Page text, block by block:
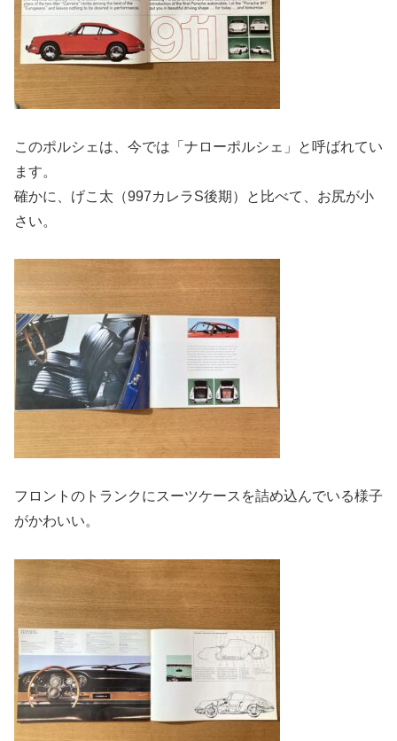
このポルシェは、今では「ナローポルシェ」と呼ばれてい
ます。
確かに、げこ太（997カレラS後期）と比べて、お尻が小
さい。
フロントのトランクにスーツケースを詰め込んでいる様子
がかわいい。